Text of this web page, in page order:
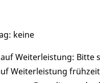
keine
Weiterleistung: Bitte
Weiterleistung